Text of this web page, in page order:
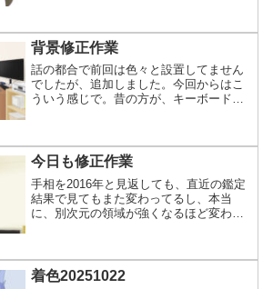
保険証絡みでCMに出てる奴らは哀れだと
思ってた方がいいですよ...
背景修正作業
話の都合で前回は色々と設置してません
でしたが、追加しました。今回からはこ
ういう感じで。昔の方が、キーボードう
AI絵の投稿規制でファビョってるの見た
りしたものの、ア...
今日も修正作業
手相を2016年と見返しても、直近の鑑定
結果で見てもまた変わってるし、本当
に、別次元の領域が強くなるほど変わっ
ければもう死んでるし。昨日起きた火
事、どうやら隣の町で全焼...
着色20251022